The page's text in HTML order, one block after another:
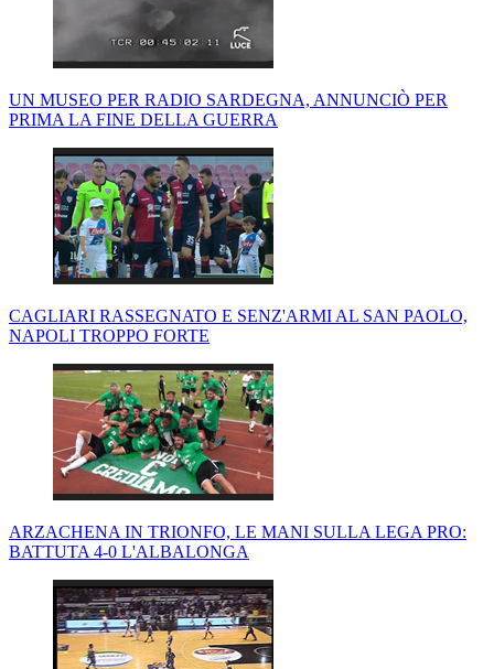
UN MUSEO PER RADIO SARDEGNA, ANNUNCIÒ PER
PRIMA LA FINE DELLA GUERRA
CAGLIARI RASSEGNATO E SENZ'ARMI AL SAN PAOLO,
NAPOLI TROPPO FORTE
ARZACHENA IN TRIONFO, LE MANI SULLA LEGA PRO:
BATTUTA 4-0 L'ALBALONGA